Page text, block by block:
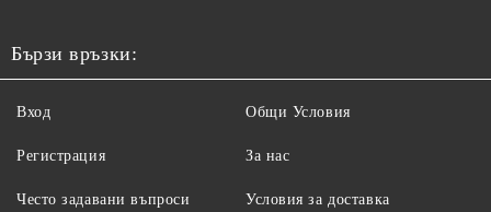
Бързи връзки:
Вход
Регистрация
Често задавани въпроси
Общи Условия
За нас
Условия за доставка